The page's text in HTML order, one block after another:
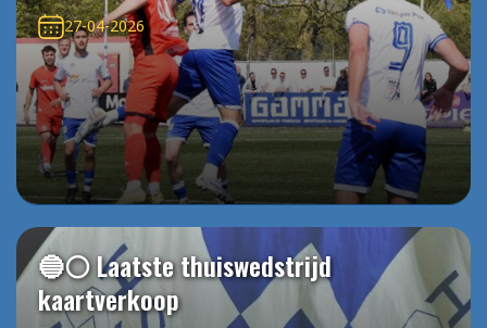
27-04-2026
🔵⚪️ Laatste thuiswedstrijd
kaartverkoop